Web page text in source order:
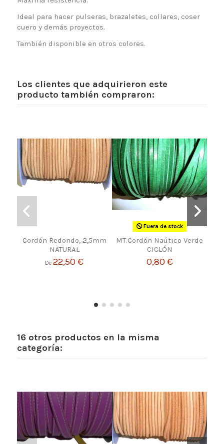
Ideal para hacer pulseras, brazaletes, collares, coser
cuero y demás proyectos.
También disponible en otros colores.
Los clientes que adquirieron este
producto también compraron:
Cordón Redondo, 2,5mm
NATURAL
De22,50 €
Fuera de stock
MT.Cordón Naútico Verde
CICLÓN
0,80 €
16 otros productos en la misma
categoría: